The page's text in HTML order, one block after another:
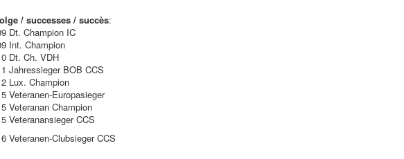
/ successes / succès:
Dt. Champion IC
Int. Champion
Dt. Ch. VDH
Jahressieger BOB CCS
Lux. Champion
Veteranen-Europasieger
Veteranan Champion
Veteranansieger CCS
Veteranen-Clubsieger CCS